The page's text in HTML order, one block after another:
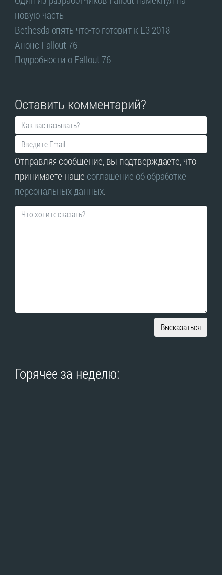
новую часть
Bethesda опять что-то готовит к E3 2018
Анонс Fallout 76
Подробности о Fallout 76
Оставить комментарий?
Отправляя сообщение, вы подтверждаете, что
принимаете наше соглашение об обработке
персональных данных.
Высказаться
Горячее за неделю: